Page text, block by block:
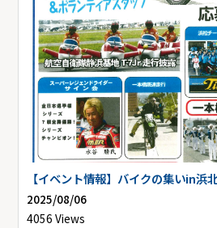
【イベント情報】バイクの集いin浜
2025/08/06
4056 Views